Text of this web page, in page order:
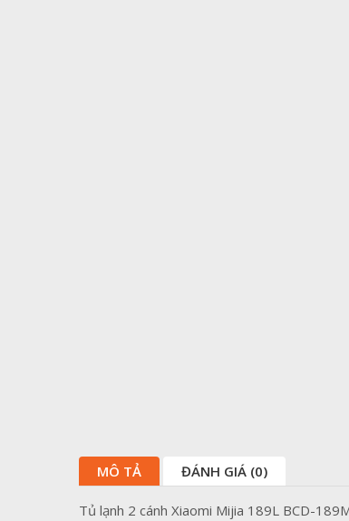
MÔ TẢ ĐÁNH GIÁ (0)
Tủ lạnh 2 cánh Xiaomi Mijia 189L BCD-